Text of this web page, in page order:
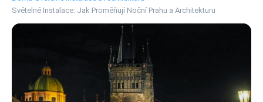
Světelné Instalace: Jak Proměňují Noční Prahu a Architekturu